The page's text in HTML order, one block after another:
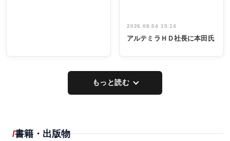
2026.08.04 15:14
アルテミラＨＤ社長に本田氏
もっと読む
書籍・出版物